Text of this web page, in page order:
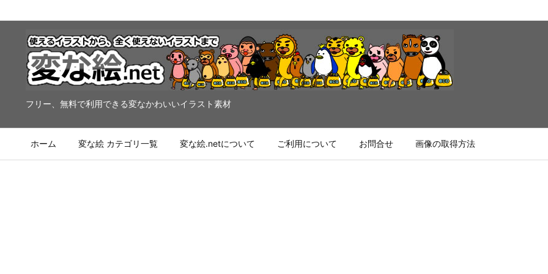
フリー、無料で利用できる変なかわいいイラスト素材
ホーム 変な絵 カテゴリ一覧 変な絵.netについて ご利用について お問合せ 画像の取得方法